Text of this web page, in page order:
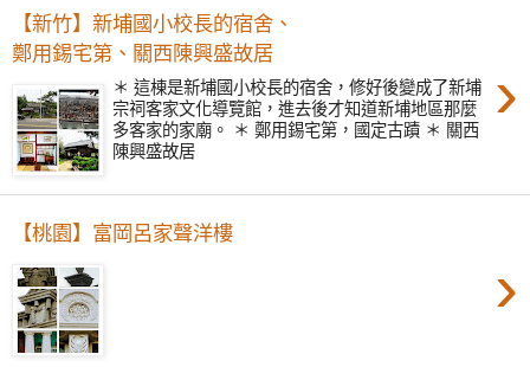
【新竹】新埔國小校長的宿舍、
鄭用錫宅第、關西陳興盛故居
›
＊ 這棟是新埔國小校長的宿舍，修好後變成了新埔
宗祠客家文化導覽館，進去後才知道新埔地區那麼
多客家的家廟。 ＊ 鄭用錫宅第，國定古蹟 ＊ 關西
陳興盛故居
【桃園】富岡呂家聲洋樓
›